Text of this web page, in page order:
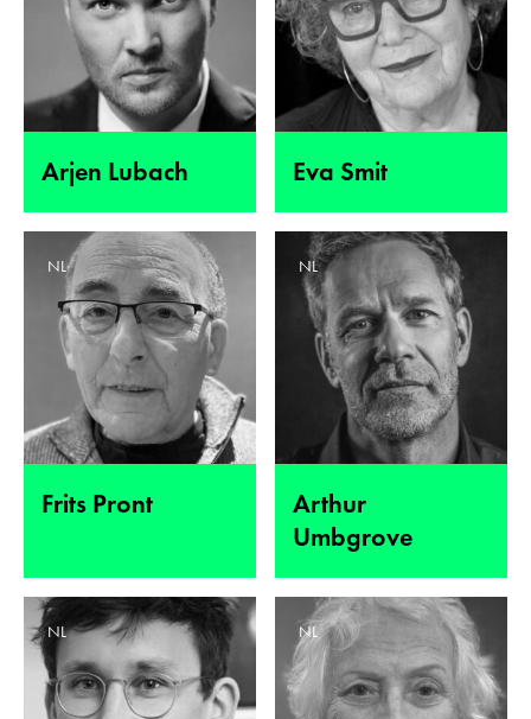
Arjen Lubach Eva Smit
Frits Pront
NL
Arthur
Umbgrove
NL
NL NL